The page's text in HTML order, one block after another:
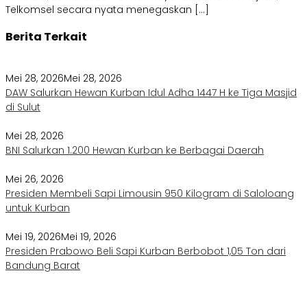
Telkomsel secara nyata menegaskan […]
Berita Terkait
Mei 28, 2026Mei 28, 2026
DAW Salurkan Hewan Kurban Idul Adha 1447 H ke Tiga Masjid
di Sulut
Mei 28, 2026
BNI Salurkan 1.200 Hewan Kurban ke Berbagai Daerah
Mei 26, 2026
Presiden Membeli Sapi Limousin 950 Kilogram di Saloloang
untuk Kurban
Mei 19, 2026Mei 19, 2026
Presiden Prabowo Beli Sapi Kurban Berbobot 1,05 Ton dari
Bandung Barat